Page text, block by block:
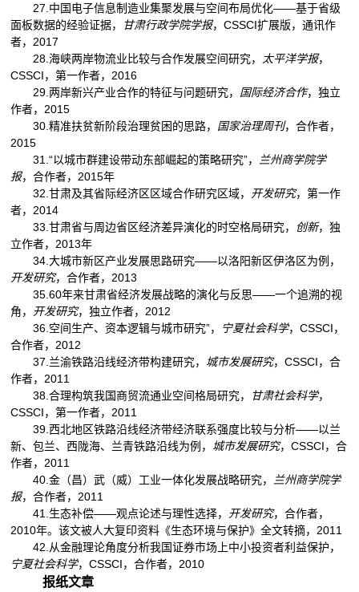
27.中国电子信息制造业集聚发展与空间布局优化——基于省级
面板数据的经验证据， 甘肃行政学院学报，CSSCI扩展版，通讯作
者，2017
28.海峡两岸物流业比较与合作发展空间研究， 太平洋学报，
CSSCI，第一作者，2016
29.两岸新兴产业合作的特征与问题研究， 国际经济合作，独立
作者，2015
30.精准扶贫新阶段治理贫困的思路， 国家治理周刊，合作者，
2015
31.“以城市群建设带动东部崛起的策略研究”，
兰州商学院学
报，合作者，2015年
32.甘肃及其省际经济区区域合作研究区域， 开发研究，第一作
者，2014
33.甘肃省与周边省区经济差异演化的时空格局研究， 创新，独
立作者，2013年
34.大城市新区产业发展思路研究——以洛阳新区伊洛区为例，
开发研究，合作者，2013
35.60年来甘肃省经济发展战略的演化与反思——一个追溯的视
角， 开发研究，独立作者，2012
36.空间生产、资本逻辑与城市研究”， 宁夏社会科学，CSSCI，
合作者，2012
37.兰渝铁路沿线经济带构建研究， 城市发展研究，CSSCI，合
作者，2011
38.合理构筑我国商贸流通业空间格局研究， 甘肃社会科学，
CSSCI，第一作者，2011
39.西北地区铁路沿线经济带经济联系强度比较与分析——以兰
新、包兰、西陇海、兰青铁路沿线为例， 城市发展研究，CSSCI，合
作者，2011
40.金（昌）武（威）工业一体化发展战略研究，
兰州商学院学
报，合作者，2011
41.生态补偿——观点论述与理性选择， 开发研究，合作者，
2010年。该文被人大复印资料《生态环境与保护》全文转摘，2011
42.从金融理论角度分析我国证券市场上中小投资者利益保护，
宁夏社会科学，CSSCI，合作者，2010
报纸文章